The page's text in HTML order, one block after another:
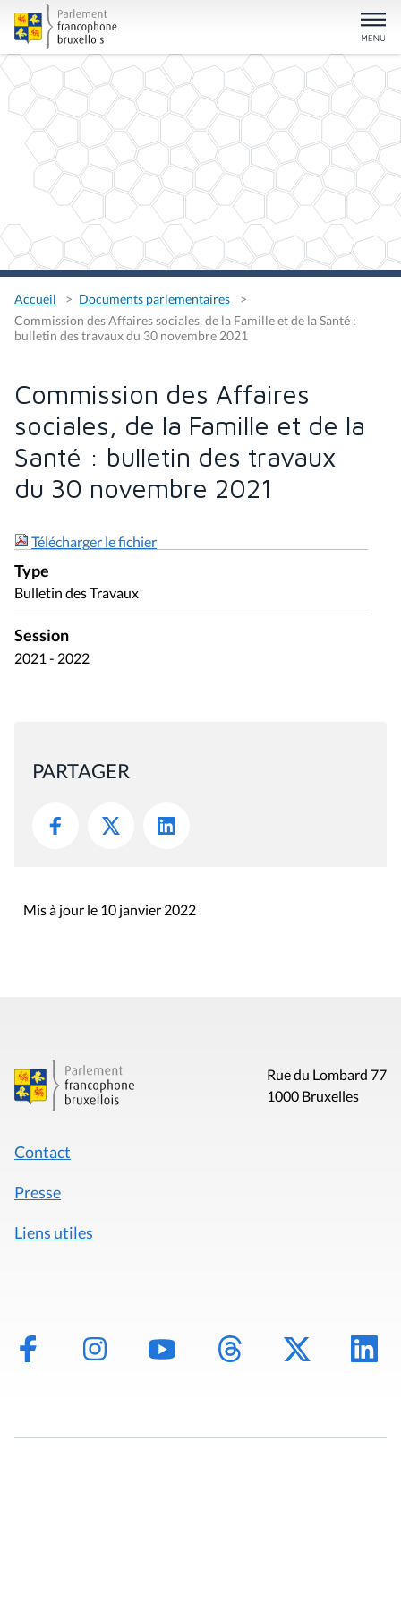
Accueil
Documents parlementaires
Commission des Affaires sociales, de la Famille et de la Santé :
bulletin des travaux du 30 novembre 2021
Commission des Affaires
sociales, de la Famille et de la
Santé : bulletin des travaux
du 30 novembre 2021
Télécharger le fichier
Type
Bulletin des Travaux
Session
2021 - 2022
PARTAGER
Mis à jour le 10 janvier 2022
Rue du Lombard 77
1000 Bruxelles
Contact
Presse
Liens utiles